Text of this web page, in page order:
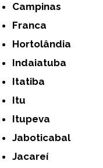
Campinas
Franca
Hortolândia
Indaiatuba
Itatiba
Itu
Itupeva
Jaboticabal
Jacareí